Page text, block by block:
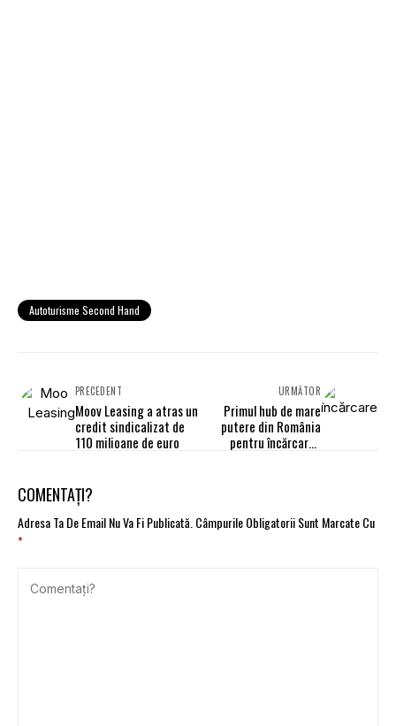
Autoturisme Second Hand
PRECEDENT
Moov Leasing a atras un
credit sindicalizat de
110 milioane de euro
URMĂTOR
Primul hub de mare
putere din România
pentru încărcarea
COMENTAȚI?
Adresa Ta De Email Nu Va Fi Publicată.Câmpurile Obligatorii Sunt Marcate Cu
*